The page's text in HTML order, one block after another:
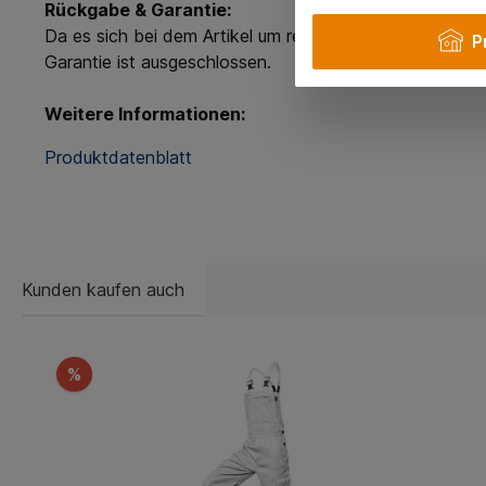
Rückgabe & Garantie:
Da es sich bei dem Artikel um reduzierte Ware bzw.
Garantie ist ausgeschlossen.
Weitere Informationen:
Produktdatenblatt
Kunden kaufen auch
%